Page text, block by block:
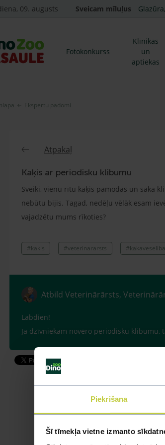
Piekrišana
Šī tīmekļa vietne izmanto
09. augusts Sveicam mīluļus
Fotokonkurss
Klīnikas
un
aptiekas
Ekspertu padomi
Atpakaļ
Kaķis ar periodisku klibumu
Sveiki, vienu rītu kaķis pamodās un sāka
nebūtu bijis. Tagad, nedēļu vēlāk esam
vajadzētu mums rīkoties?
#kakis #veterinararsts #kakaveseliba
Atbild Veterinārārsts,
Labdien!
Ja dzīvniekam novēro periodisku